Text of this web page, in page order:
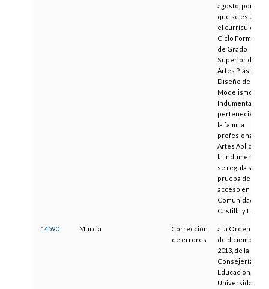
agosto, por el
que se
el currículo del
Ciclo Formativo
de Grado
Superior de
Artes Plásticas y
Diseño de
Modelismo de
Indumentaria,
perteneciente a
la familia
profesional de
Artes Aplicadas
la Indumentaria,
se regula su
prueba de
acceso en la
Comunidad de
Castilla y León.
14590 Murcia
Corrección
de errores
a la Orden de 20
de diciembre de
2013, de la
Consejería de
Educación,
Universidades y